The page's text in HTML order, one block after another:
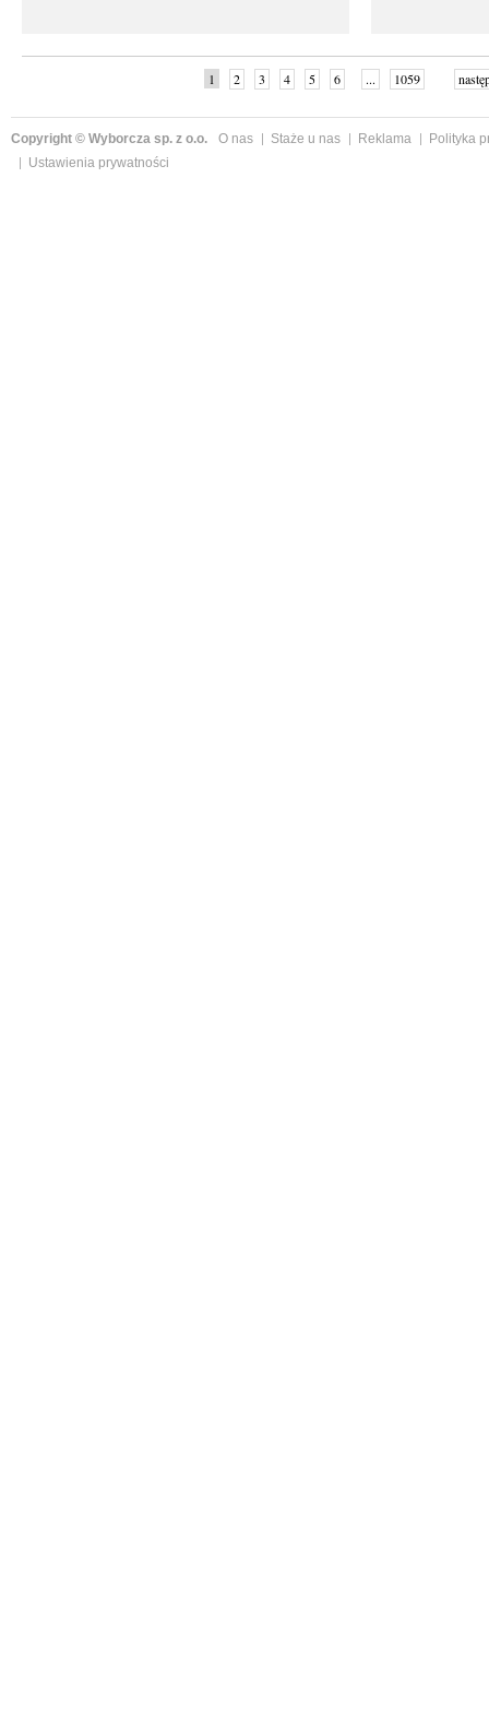
1 2 3 4 5 6 ... 1059
Copyright © Wyborcza sp. z o.o. O nas Staże u nas Reklama
Polityka
Ustawienia prywatności